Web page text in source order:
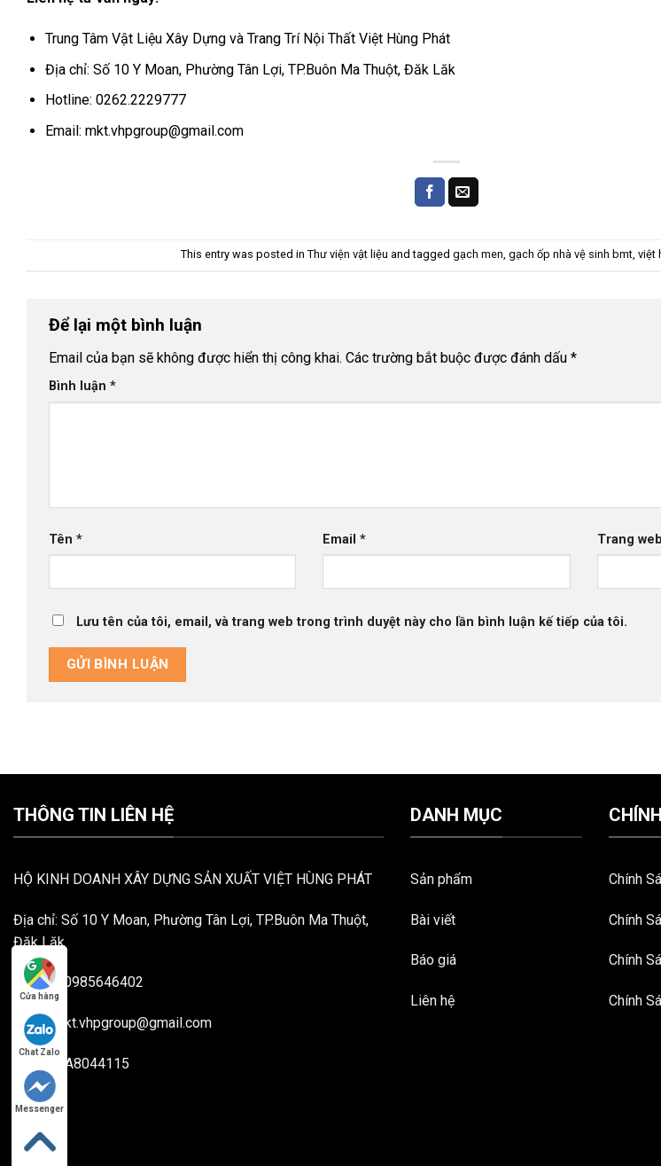
Trung Tâm Vật Liệu Xây Dựng và Trang Trí Nội Thất Việt Hùng Phát
Địa chỉ: Số 10 Y Moan, Phường Tân Lợi, TP.Buôn Ma Thuột, Đăk Lăk
Hotline: 0262.2229777
Email: mkt.vhpgroup@gmail.com
This entry was posted in Thư viện vật liệu and tagged gạch men, gạch ốp nhà vệ sinh bmt, việt
Để lại một bình luận
Email của bạn sẽ không được hiển thị công khai. Các trường bắt buộc được đánh dấu *
Bình luận *
Tên * Email* Trang web
Lưu tên của tôi, email, và trang web trong trình duyệt này cho lần bình luận kế tiếp của tôi.
THÔNG TIN LIÊN HỆ
HỘ KINH DOANH XÂY DỰNG SẢN XUẤT VIỆT HÙNG PHÁT
Địa chỉ: Số 10 Y Moan, Phường Tân Lợi, TP.Buôn Ma Thuột,
Đăk Lăk
Hotline: 0985646402
Email: mkt.vhpgroup@gmail.com
MST: 40A8044115
DANH MỤC
Sản phẩm
Bài viết
Báo giá
Liên hệ
Chính
Chính
Chính
Chính
Cửa hàng
Chat Zalo
Messenger